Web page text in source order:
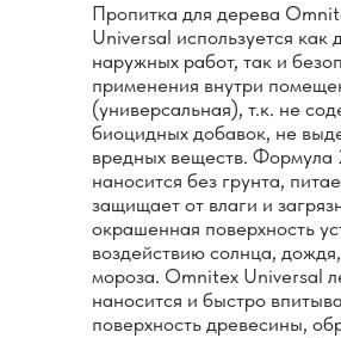
Пропитка для дерева
Universal используется как
наружных работ, так и
применения внутри
(универсальная), т.к. не
биоцидных добавок, не
вредных веществ. Формула
наносится без грунта,
защищает от влаги и
окрашенная поверхность
воздействию солнца,
мороза. Omnitex Universal
наносится и быстро
поверхность древесины,